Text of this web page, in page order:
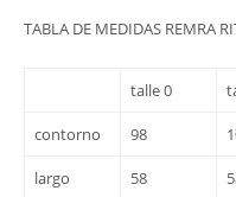
TABLA DE MEDIDAS REMRA
talle 0
contorno 98
largo 58